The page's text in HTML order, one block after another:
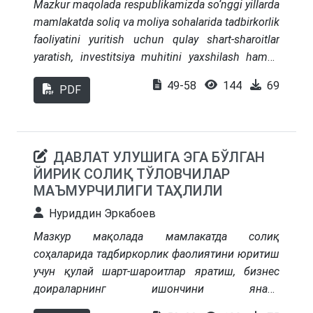
Mazkur maqolada respublikamizda so‘nggi yillarda
mamlakatda soliq va moliya sohalarida tadbirkorlik
faoliyatini yuritish uchun qulay shart-sharoitlar
yaratish, investitsiya muhitini yaxshilash hamda
biznes doiralarining ishonchini yanada
mustahkamlashga qaratilgan keng ko‘lamli
ta’mirlash, turarjoy xizmatlarini ko‘rsatish kabi
sohalar o‘rganilib, xorij tajribasi, mamlakatimizda
uni qo‘llash bo‘yicha ilmiy-amaliy xulosa va takliflar
shakllantirilgan.
PDF 49-58 144 69
ДАВЛАТ УЛУШИГА ЭГА БЎЛГАН
ЙИРИК СОЛИҚ ТЎЛОВЧИЛАР
МАЪМУРЧИЛИГИ ТАҲЛИЛИ
Нуриддин Эркабоев
Мазкур мақолада мамлакатда солиқ
соҳаларида тадбиркорлик фаолиятини юритиш
учун қулай шарт-шароитлар яратиш, бизнес
доираларнинг ишончини янада
мустаҳкамлашга қаратилган кенг кўламли